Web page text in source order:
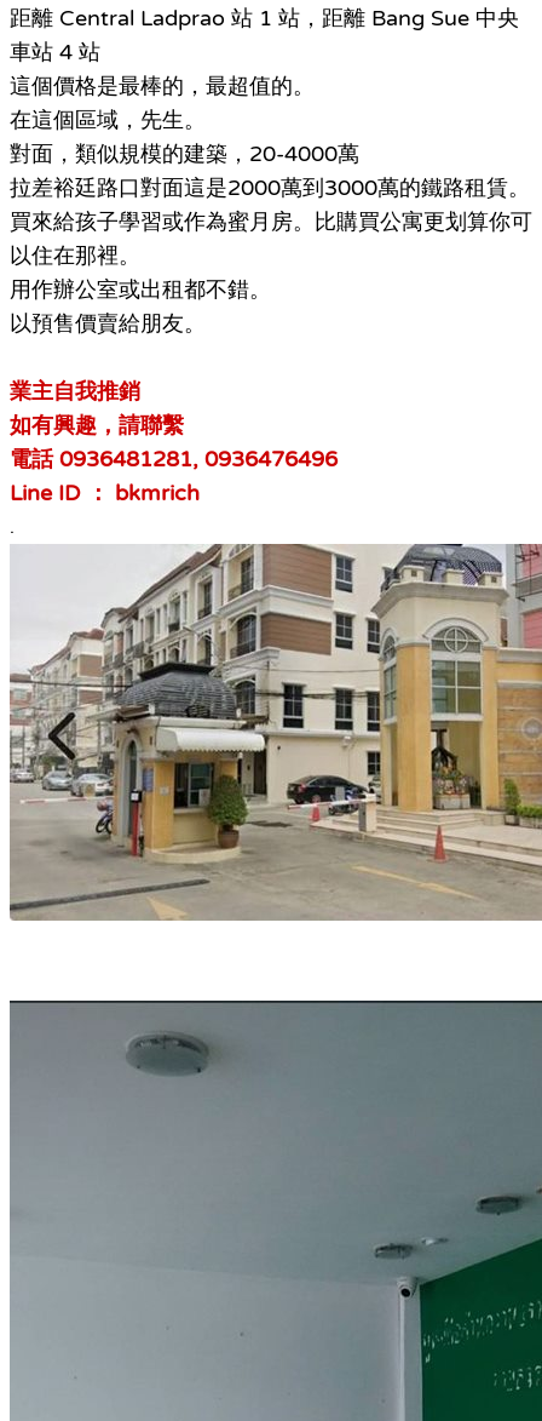
距離 Central Ladprao 站 1 站，距離 Bang Sue 中央
車站 4 站
這個價格是最棒的，最超值的。
在這個區域，先生。
對面，類似規模的建築，20-4000萬
拉差裕廷路口對面這是2000萬到3000萬的鐵路租賃。
買來給孩子學習或作為蜜月房。比購買公寓更划算你可
以住在那裡。
用作辦公室或出租都不錯。
以預售價賣給朋友。
業主自我推銷
如有興趣，請聯繫
電話 0936481281, 0936476496
Line ID ： bkmrich
.